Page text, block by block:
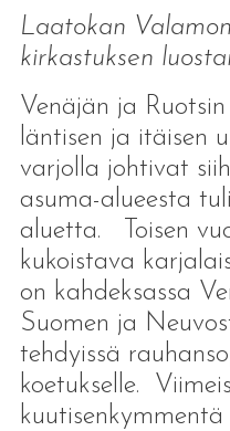
Laatokan
kirkastuksen
Venäjän ja
läntisen ja itäisen
varjolla johtivat
asuma-alueesta
aluetta. Toisen
kukoistava
on kahdeksassa
Suomen ja
tehdyissä
koetukselle.